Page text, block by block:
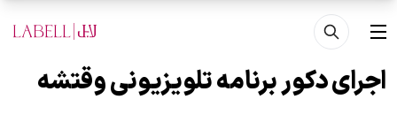
رفتن به محتوای اصلی
منو
اجرای دکور برنامه تلویزیونی وقتشه